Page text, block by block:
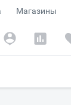
Магазины